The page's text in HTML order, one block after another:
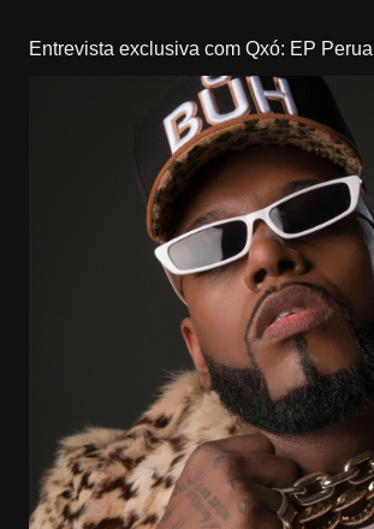
Entrevista exclusiva com Qxó: EP